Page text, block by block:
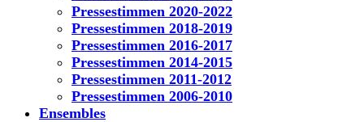
Pressestimmen 2020-2022
Pressestimmen 2018-2019
Pressestimmen 2016-2017
Pressestimmen 2014-2015
Pressestimmen 2011-2012
Pressestimmen 2006-2010
Ensembles